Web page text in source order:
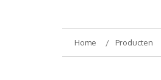
Home Producten